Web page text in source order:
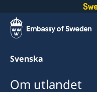
Svenska
Om utlandet